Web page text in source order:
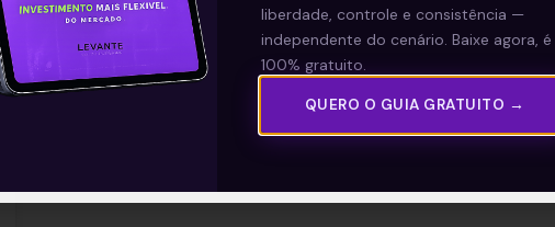
liberdade, controle e consistência —
independente do cenário. Baixe agora, é
100% gratuito.
QUERO O GUIA GRATUITO →